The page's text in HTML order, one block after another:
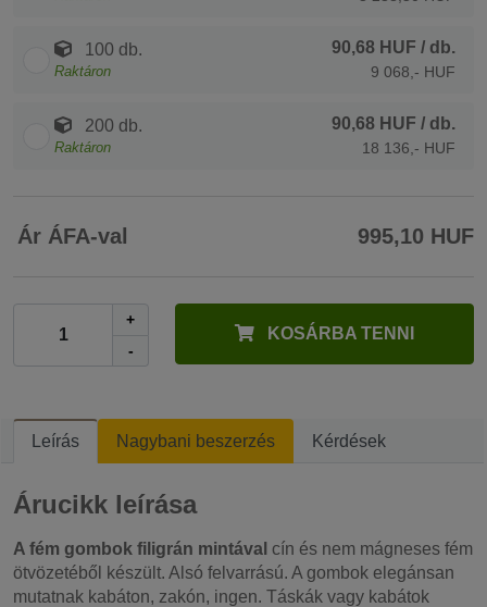
100 db.
Raktáron
90,68 HUF / db.
9 068,- HUF
200 db.
Raktáron
90,68 HUF / db.
18 136,- HUF
Ár ÁFA-val 995,10 HUF
+
-
KOSÁRBA TENNI
Leírás Nagybani beszerzés Kérdések
Árucikk leírása
A fém gombok filigrán mintával cín és nem mágneses fém
ötvözetéből készült. Alsó felvarrású. A gombok elegánsan
mutatnak kabáton, zakón, ingen. Táskák vagy kabátok